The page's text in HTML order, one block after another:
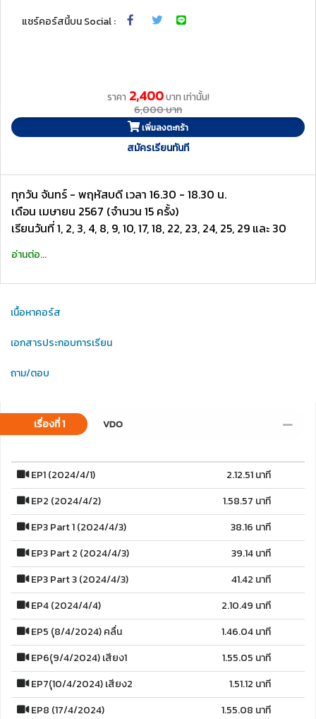
แชร์คอร์สนี้บน Social :
ราคา 2,400บาท เท่านั้น!
6,000 บาท
เพิ่มลงตะกร้า
สมัครเรียนทันที
ทุกวัน จันทร์ - พฤหัสบดี เวลา 16.30 - 18.30 น.
เดือน เมษายน 2567 (จำนวน 15 ครั้ง)
เรียนวันที่ 1, 2, 3, 4, 8, 9, 10, 17, 18, 22, 23, 24, 25, 29 และ 30
อ่านต่อ...
เนื้อหาคอร์ส
เอกสารประกอบการเรียน
ถาม/ตอบ
เรื่องที่ 1 VDO
EP1 (2024/4/1)
2.12.51 นาที
EP2 (2024/4/2)
1.58.57 นาที
EP3 Part 1 (2024/4/3)
38.16 นาที
EP3 Part 2 (2024/4/3)
39.14 นาที
EP3 Part 3 (2024/4/3)
41.42 นาที
EP4 (2024/4/4)
2.10.49 นาที
EP5 (ุ8/4/2024) คลื่น
1.46.04 นาที
EP6(ุ9/4/2024) เสียง1
1.55.05 นาที
EP7(ุ10/4/2024) เสียง2
1.51.12 นาที
EP8 (17/4/2024)
1.55.08 นาที